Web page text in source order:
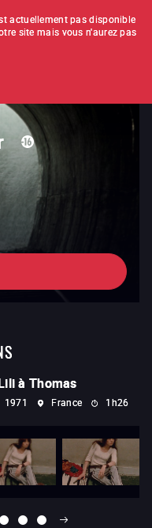
à Thomas
1971 France 1h26
actuellement pas disponible
site mais vous n'aurez pas